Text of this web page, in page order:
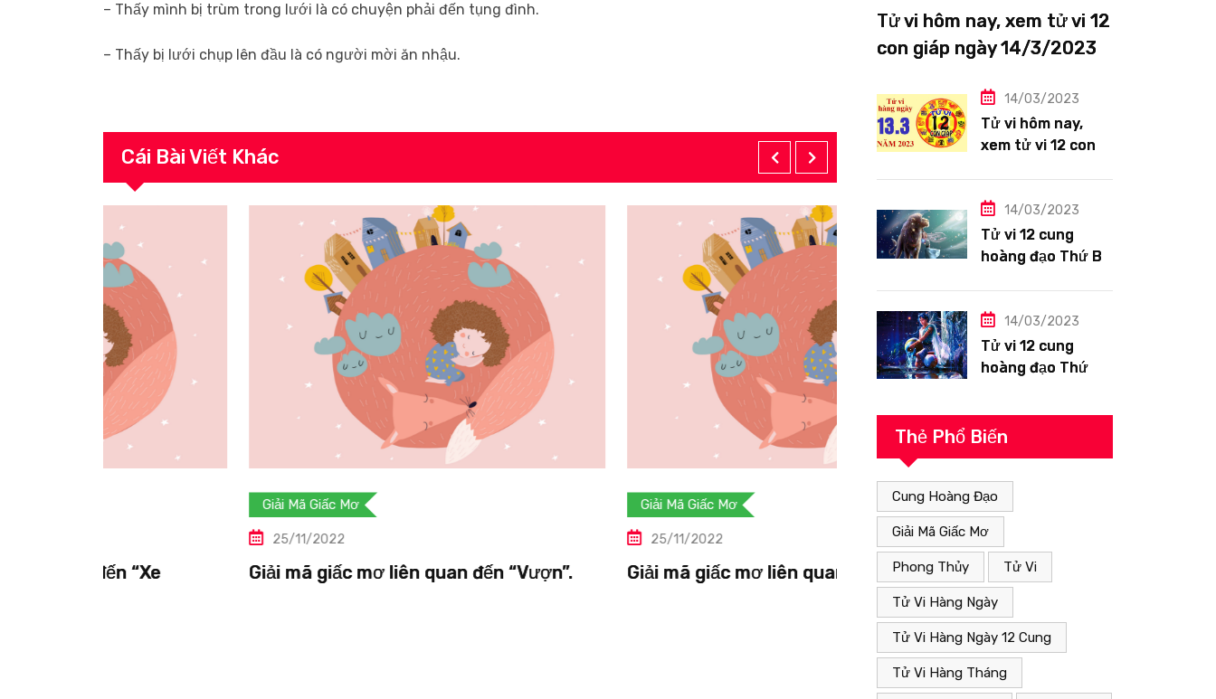
– Thấy mình bị trùm trong lưới là có chuyện phải đến tụng đình.
– Thấy bị lưới chụp lên đầu là có người mời ăn nhậu.
Cái Bài Viết Khác
Giải mã giấc mơ liên quan đến “Vượn”. Giải mã giấc mơ liên quan đến “Vực”.
Giải Mã Giấc Mơ
25/11/2022
Giải mã giấc mơ liên quan đến “Vụn”.
Tử vi hôm nay, xem tử vi 12
con giáp ngày 14/3/2023:
sáng
14/03/2023
Tử vi hôm nay,
xem tử vi 12 con
Hợi công việc
siêng năng
14/03/2023
Tử vi 12 cung
hoàng đạo Thứ Ba
thuận lợi
14/03/2023
Tử vi 12 cung
hoàng đạo Thứ
13/3/2023: Bảo
Bình tài lộc tốt
Thẻ Phổ Biến
Cung Hoàng Đạo
Giải Mã Giấc Mơ
Phong Thủy Tử Vi
Tử Vi Hàng Ngày
Tử Vi Hàng Ngày 12 Cung
Tử Vi Hàng Tháng